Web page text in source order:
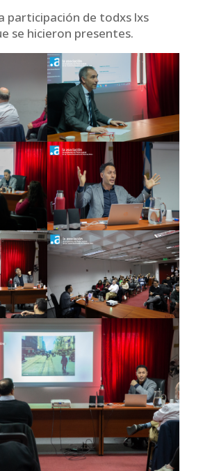
participación de todxs lxs
se hicieron presentes.